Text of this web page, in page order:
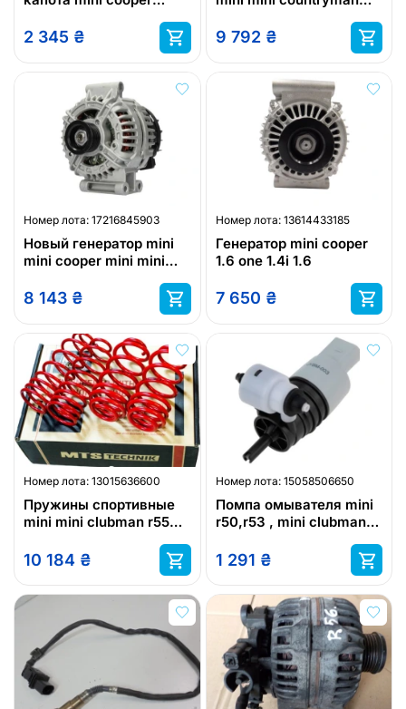
2 345 ₴ 9 792 ₴
Номер лота: 17216845903
Новый генератор mini
mini cooper mini mini
03-2001 -
8 143 ₴
Номер лота: 13614433185
Генератор mini cooper
1.6 one 1.4i 1.6
7 650 ₴
Номер лота: 13015636600
Пружины спортивные
mini mini clubman r55
10 184 ₴
Номер лота: 15058506650
Помпа омывателя mini
r50,r53 , mini clubman
1 291 ₴